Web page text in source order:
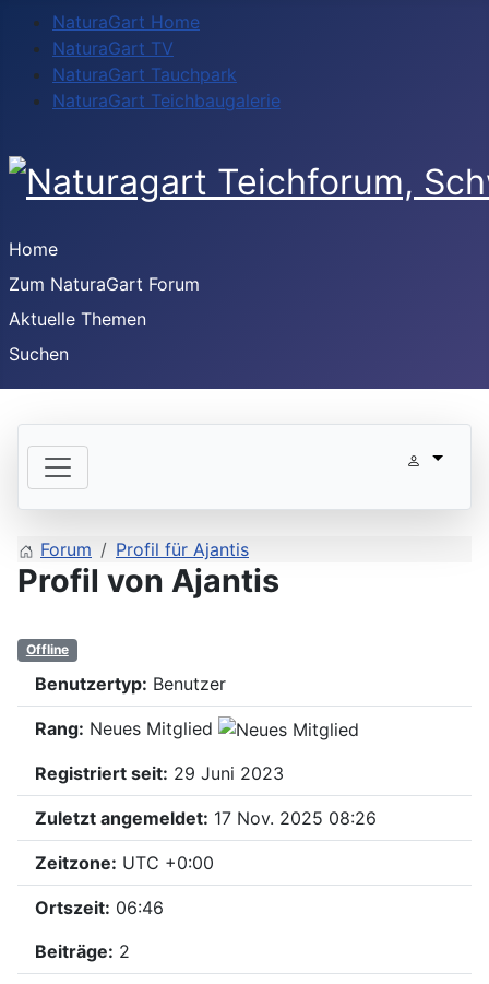
NaturaGart Home
NaturaGart TV
NaturaGart Tauchpark
NaturaGart Teichbaugalerie
Home
Zum NaturaGart Forum
Aktuelle Themen
Suchen
Forum Profil für Ajantis
Profil von Ajantis
Offline
Benutzertyp: Benutzer
Rang: Neues Mitglied
Registriert seit: 29 Juni 2023
Zuletzt angemeldet: 17 Nov. 2025 08:26
Zeitzone: UTC +0:00
Ortszeit: 06:46
Beiträge: 2